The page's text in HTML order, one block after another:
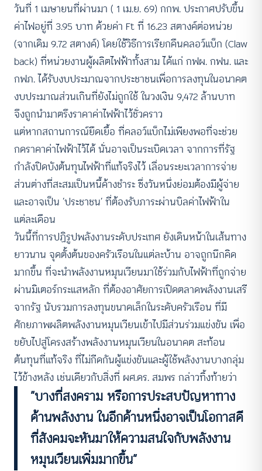
วันที่ 1 เมษายนที่ผ่านมา ( 1 เม.ย. 69) กกพ. ประกาศปรับขึ้น
ค่าไฟอยู่ที่ 3.95 บาท ด้วยค่า Ft ที่ 16.23 สตางค์ต่อหน่วย
(จากเดิม 9.72 สตางค์) โดยใช้วิธีการเรียกคืนคลอว์แบ็ก (Claw
back) ที่หน่วยงานผู้ผลิตไฟฟ้าทั้งสาม ได้แก่ กฟผ. กฟน. และ
กฟภ. ได้รับงบประมาณจากประชาชนเพื่อการลงทุนในอนาคต
งบประมาณส่วนเกินที่ยังไม่ถูกใช้ ในวงเงิน 9,472 ล้านบาท
จึงถูกนำมาตรึงราคาค่าไฟฟ้าไว้ชั่วคราว
แต่หากสถานการณ์ยืดเยื้อ ที่คลอว์แบ็กไม่เพียงพอที่จะช่วย
กดราคาค่าไฟฟ้าไว้ได้ นั่นอาจเป็นระเบิดเวลา จากการที่รัฐ
กำลังปิดบังต้นทุนไฟฟ้าที่แท้จริงไว้ เลื่อนระยะเวลาการจ่าย
ส่วนต่างที่สะสมเป็นหนี้ค้างชำระ ซึ่งวันหนึ่งย่อมต้องมีผู้จ่าย
และอาจเป็น ‘ประชาชน’ ที่ต้องรับภาระผ่านบิลค่าไฟฟ้าใน
แต่ละเดือน
วันนี้ที่การปฏิรูปพลังงานระดับประเทศ ยังเดินหน้าในเส้นทาง
ยาวนาน จุดตั้งต้นของครัวเรือนในแต่ละบ้าน อาจถูกนึกคิด
มากขึ้น ที่จะนำพลังงานหมุนเวียนมาใช้ร่วมกับไฟฟ้าที่ถูกจ่าย
ผ่านมิเตอร์กระแสหลัก ที่ต้องอาศัยการเปิดตลาดพลังงานเสรี
จากรัฐ นับรวมการลงทุนขนาดเล็กในระดับครัวเรือน ที่มี
ศักยภาพผลิตพลังงานหมุนเวียนเข้าไปมีส่วนร่วมแข่งขัน เพื่อ
ขยับไปสู่โครงสร้างพลังงานหมุนเวียนในอนาคต สะท้อน
ต้นทุนที่แท้จริง ที่ไม่กีดกันผู้แข่งขันและผู้ใช้พลังงานบางกลุ่ม
ไว้ข้างหลัง เช่นเดียวกับสิ่งที่ ผศ.ดร. สมพร กล่าวทิ้งท้ายว่า
“บางที่สงคราม หรือการประสบปัญหาทาง
ด้านพลังงาน ในอีกด้านหนึ่งอาจเป็นโอกาสดี
ที่สังคมจะหันมาให้ความสนใจกับพลังงาน
หมุนเวียนเพิ่มมากขึ้น”